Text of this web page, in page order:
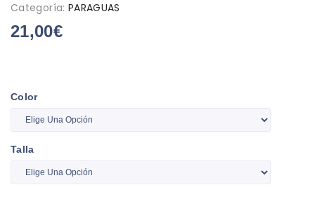
Categoría: PARAGUAS
21,00€
Color
Talla